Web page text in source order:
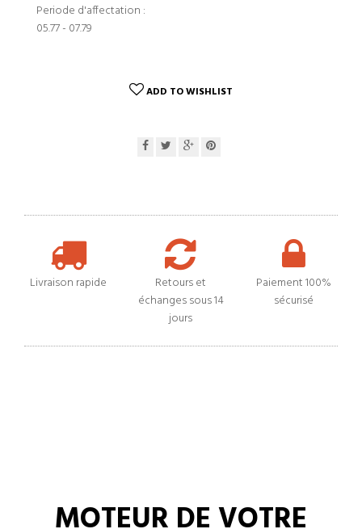
Periode d'affectation :
05.77 - 07.79
ADD TO WISHLIST
Livraison rapide
Retours et
échanges sous 14
jours
Paiement 100%
sécurisé